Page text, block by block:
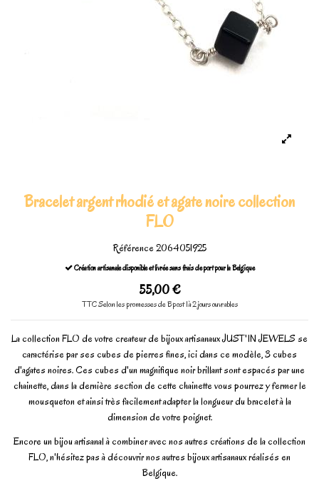
Bracelet argent rhodié et agate noire collection
FLO
Référence2064051925
Création artisanale disponible et livrée sans frais de port pour la Belgique
55,00 €
TTCSelon les promesses de Bpost 1à 2 jours ouvrables
La collection FLO de votre createur de bijoux artisanaux JUST'IN JEWELS se
caractérise par ses cubes de pierres fines, ici dans ce modèle, 3 cubes
d'agates noires. Ces cubes d'un magnifique noir brillant sont espacés par une
chainette, dans la dernière section de cette chainette vous pourrez y fermer le
mousqueton et ainsi très facilement adapter la longueur du bracelet à la
dimension de votre poignet.
Encore un bijou artisanal à combiner avec nos autres créations de la collection
FLO, n'hésitez pas à découvrir nos autres bijoux artisanaux réalisés en
Belgique.